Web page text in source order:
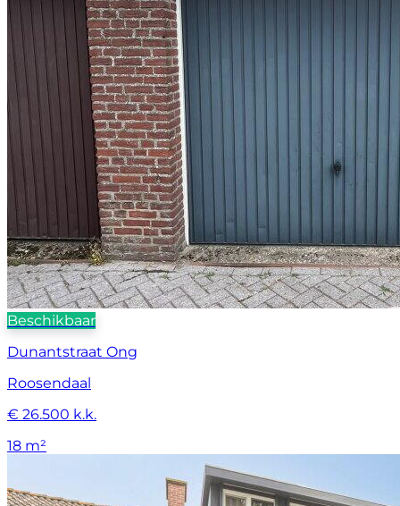
Beschikbaar
Dunantstraat Ong
Roosendaal
€ 26.500 k.k.
18 m²